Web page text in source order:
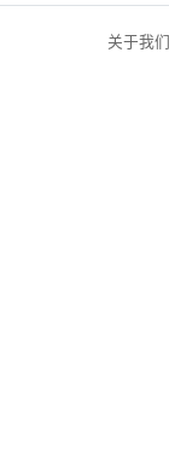
关于我们